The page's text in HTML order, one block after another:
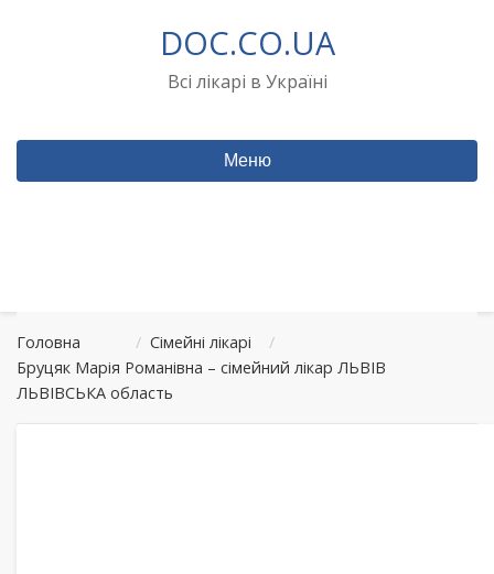
DOC.CO.UA
Всі лікарі в Україні
Меню
Головна / Сімейні лікарі
/
Бруцяк Марія Романівна – сімейний лікар ЛЬВІВ
ЛЬВІВСЬКА область